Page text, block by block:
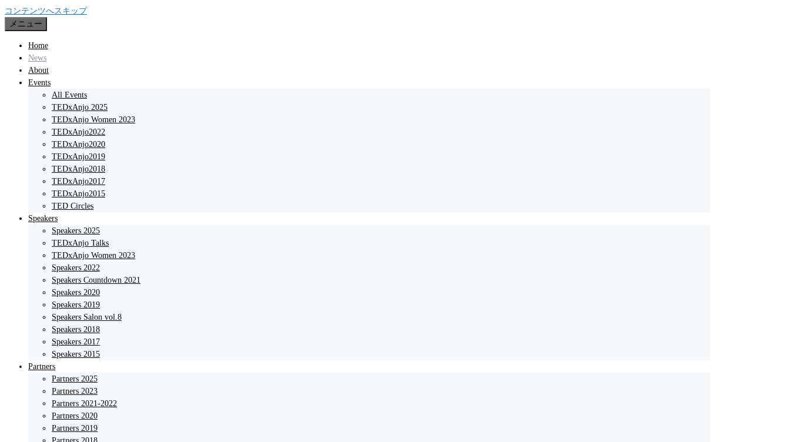
コンテンツへスキップ
メニュー
Home
News
About
Events
All Events
TEDxAnjo 2025
TEDxAnjo Women 2023
TEDxAnjo2022
TEDxAnjo2020
TEDxAnjo2019
TEDxAnjo2018
TEDxAnjo2017
TEDxAnjo2015
TED Circles
Speakers
Speakers 2025
TEDxAnjo Talks
TEDxAnjo Women 2023
Speakers 2022
Speakers Countdown 2021
Speakers 2020
Speakers 2019
Speakers Salon vol.8
Speakers 2018
Speakers 2017
Speakers 2015
Partners
Partners 2025
Partners 2023
Partners 2021-2022
Partners 2020
Partners 2019